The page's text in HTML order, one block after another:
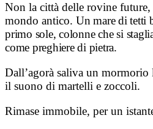
Non la città delle rovine
mondo antico. Un mare di tetti
primo sole, colonne che si
come preghiere di pietra.
Dall’agorà saliva un
il suono di martelli e zoccoli.
Rimase immobile, per un